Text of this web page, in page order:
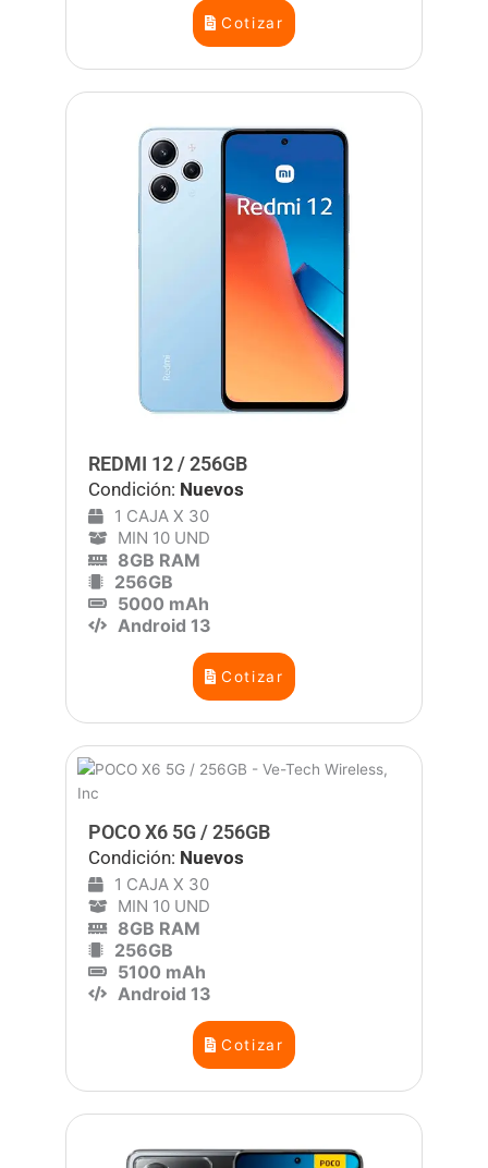
Cotizar
REDMI 12 / 256GB
Condición: Nuevos
1 CAJA X 30
MIN 10 UND
8GB RAM
256GB
5000 mAh
Android 13
Cotizar
POCO X6 5G / 256GB
Condición: Nuevos
1 CAJA X 30
MIN 10 UND
8GB RAM
256GB
5100 mAh
Android 13
Cotizar